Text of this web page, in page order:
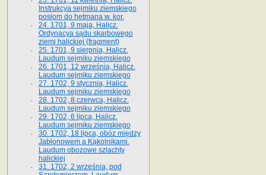
Instrukcya sejmiku ziemskiego
posłom do hetmana w. kor.
24. 1701, 9 maja, Halicz.
Ordynacya sądu skarbowego
ziemi halickiej (fragment)
25. 1701, 9 sierpnia, Halicz.
Laudum sejmiku ziemskiego
26. 1701, 12 września, Halicz.
Laudum sejmiku ziemskiego
27. 1702, 9 stycznia, Halicz.
Laudum sejmiku ziemskiego
28. 1702, 8 czerwca, Halicz.
Laudum sejmiku ziemskiego
29. 1702, 6 lipca, Halicz.
Laudum sejmiku ziemskiego
30. 1702, 18 lipca, obóz między
Jabłonowem a Kąkolnikami.
Laudum obozowe szlachty
halickiej
31. 1702, 2 września, pod